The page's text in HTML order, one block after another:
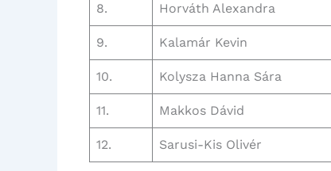
8. Horváth Alexandra
9. Kalamár Kevin
10. Kolysza Hanna Sára
11. Makkos Dávid
12. Sarusi-Kis Olivér